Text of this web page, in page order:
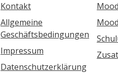
Kontakt
Allgemeine
Geschäftsbedingungen
Impressum
Datenschutzerklärung